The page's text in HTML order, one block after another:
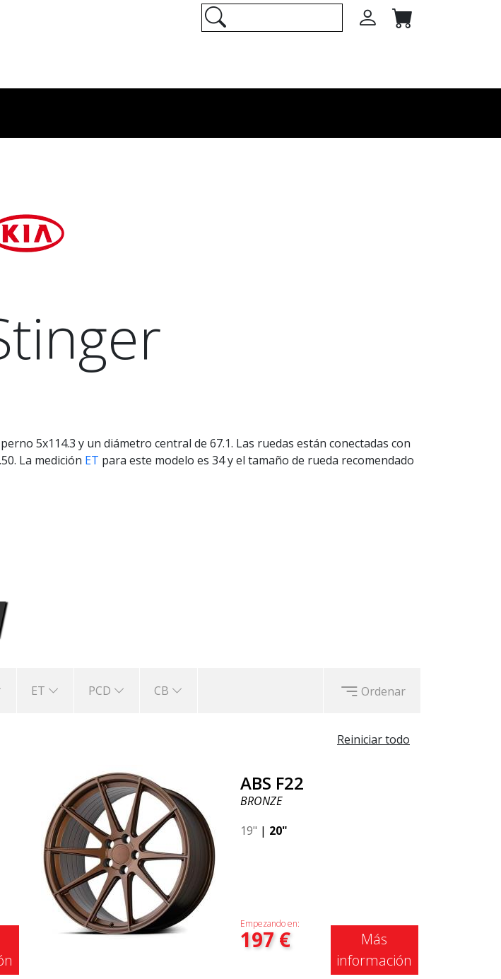
5x114.3 y un diámetro central de 67.1. Las ruedas están conectadas con
La medición ET para este modelo es 34 y el tamaño de rueda recomendado
ET PCD CB Ordenar
Reiniciar todo
ABS F22
BRONZE
19" | 20"
Empezando en:
197€
Más
información